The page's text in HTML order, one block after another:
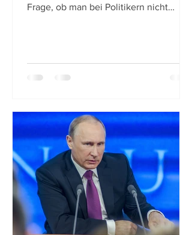
Frage, ob man bei Politikern nicht